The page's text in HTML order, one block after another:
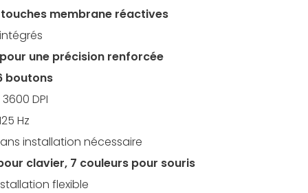
membrane réactives
une précision renforcée
boutons
DPI
Hz
installation nécessaire
clavier, 7 couleurs pour souris
flexible